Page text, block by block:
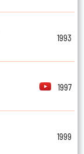
1993
1997
1999